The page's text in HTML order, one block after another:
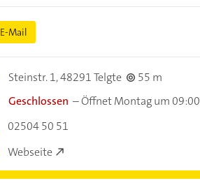
E-Mail
Steinstr. 1,48291 Telgte
55 m
Geschlossen –Öffnet Montag um 09:00
02504 50 51
Webseite